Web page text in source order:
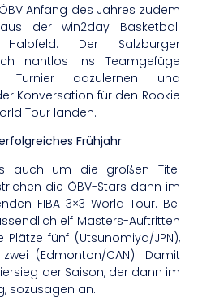
Anfang des Jahres zudem
der win2day Basketball
Der Salzburger
nahtlos ins Teamgefüge
dazulernen und
Konversation für den Rookie
Tour landen.
Frühjahr
auch um die großen Titel
die ÖBV-Stars dann im
FIBA 3×3 World Tour. Bei
elf Masters-Auftritten
fünf (Utsunomiya/JPN),
(Edmonton/CAN). Damit
der Saison, der dann im
sozusagen an.